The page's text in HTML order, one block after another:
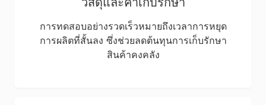
การทดสอบอย่างรวดเร็วหมายถึงเวลาการหยุด
การผลิตที่สั้นลง ซึ่งช่วยลดต้นทุนการเก็บรักษา
สินค้าคงคลัง